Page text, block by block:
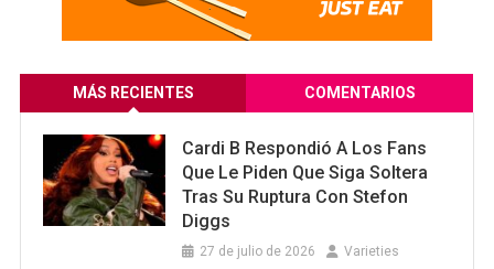
MÁS RECIENTES COMENTARIOS
Cardi B Respondió A Los Fans
Que Le Piden Que Siga Soltera
Tras Su Ruptura Con Stefon
Diggs
27 de julio de 2026 Varieties